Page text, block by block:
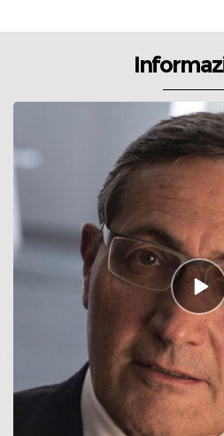
Episode
play
icon